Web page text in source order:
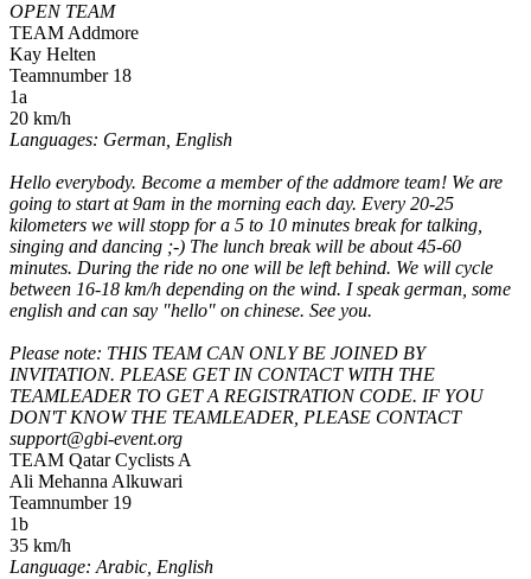
OPEN TEAM
TEAM Addmore
Kay Helten
Teamnumber 18
1a
20 km/h
Languages: German, English
Hello everybody. Become a member of the addmore team! We are
going to start at 9am in the morning each day. Every 20-25
kilometers we will stopp for a 5 to 10 minutes break for talking,
singing and dancing ;-) The lunch break will be about 45-60
minutes. During the ride no one will be left behind. We will cycle
between 16-18 km/h depending on the wind. I speak german, some
english and can say "hello" on chinese. See you.
Please note: THIS TEAM CAN ONLY BE JOINED BY
INVITATION. PLEASE GET IN CONTACT WITH THE
TEAMLEADER TO GET A REGISTRATION CODE. IF YOU
DON'T KNOW THE TEAMLEADER, PLEASE CONTACT
support@gbi-event.org
TEAM Qatar Cyclists A
Ali Mehanna Alkuwari
Teamnumber 19
1b
35 km/h
Language: Arabic, English